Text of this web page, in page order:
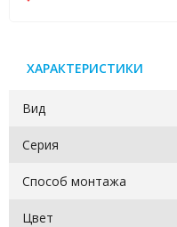
ХАРАКТЕРИСТИКИ
Вид
Серия
Способ монтажа
Цвет